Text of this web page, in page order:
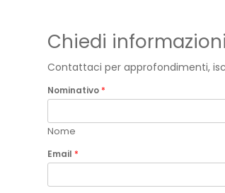
Chiedi
Contattaci per approfondimenti,
Nominativo *
Nome
Email *